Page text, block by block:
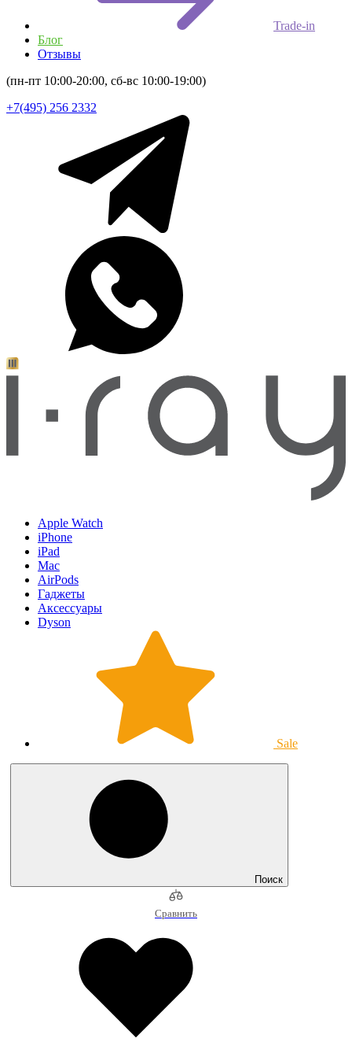
Trade-in
Блог
Отзывы
(пн-пт 10:00-20:00, сб-вс 10:00-19:00)
+7(495) 256 2332
Apple Watch
iPhone
iPad
Mac
AirPods
Гаджеты
Аксессуары
Dyson
Sale
Поиск
Сравнить